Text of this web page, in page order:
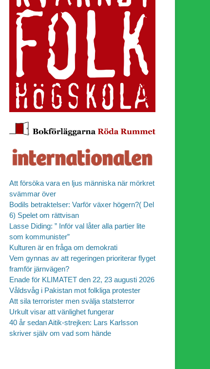
Att försöka vara en ljus människa när mörkret
svämmar över
Bodils betraktelser: Varför växer högern?( Del
6) Spelet om rättvisan
Lasse Diding: ” Inför val låter alla partier lite
som kommunister”
Kulturen är en fråga om demokrati
Vem gynnas av att regeringen prioriterar flyget
framför järnvägen?
Enade för KLIMATET den 22, 23 augusti 2026
Våldsvåg i Pakistan mot folkliga protester
Att sila terrorister men svälja statsterror
Urkult visar att vänlighet fungerar
40 år sedan Aitik-strejken: Lars Karlsson
skriver själv om vad som hände